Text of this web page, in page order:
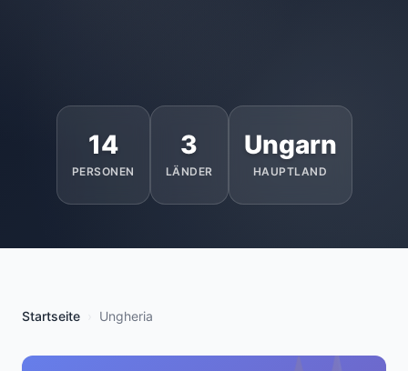
14
PERSONEN
3
LÄNDER
Ungarn
HAUPTLAND
Startseite Ungheria